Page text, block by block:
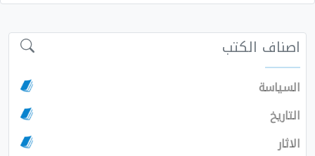
اصناف الكتب
السياسة
التاريخ
الاثار